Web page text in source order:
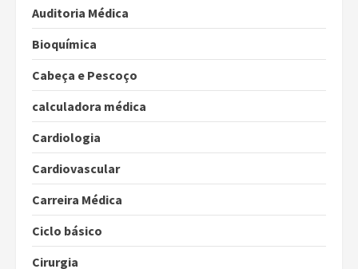
Auditoria Médica
Bioquímica
Cabeça e Pescoço
calculadora médica
Cardiologia
Cardiovascular
Carreira Médica
Ciclo básico
Cirurgia